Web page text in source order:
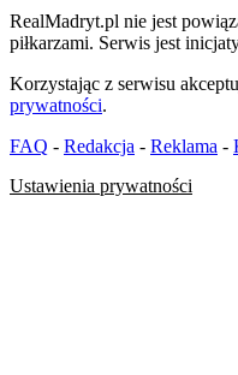
RealMadryt.pl nie jest
piłkarzami. Serwis jest
Korzystając z serwisu
prywatności.
FAQ - Redakcja - Reklama -
Ustawienia prywatności